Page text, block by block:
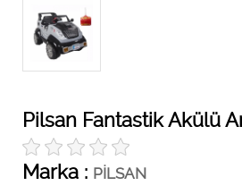
Pilsan Fantastik Akülü
Marka : PİLSAN